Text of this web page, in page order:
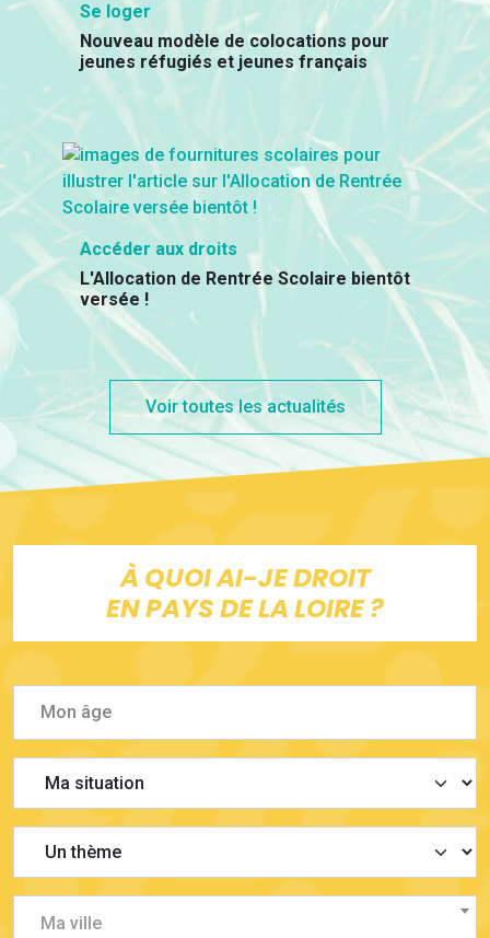
Se loger
Nouveau modèle de colocations pour
jeunes réfugiés et jeunes français
Accéder aux droits
L'Allocation de Rentrée Scolaire bientôt
versée !
Voir toutes les actualités
À QUOI AI-JE DROIT
EN PAYS DE LA LOIRE ?
Ma ville